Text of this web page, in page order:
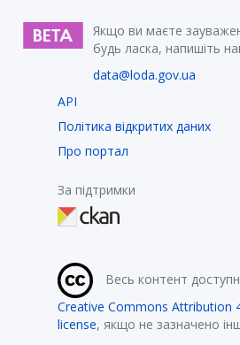
Якщо ви маєте
будь ласка, напишіть
data@loda.gov.ua
API
Політика відкритих даних
Про портал
За підтримки
Весь контент
Creative Commons Attribution
license, якщо не зазначено